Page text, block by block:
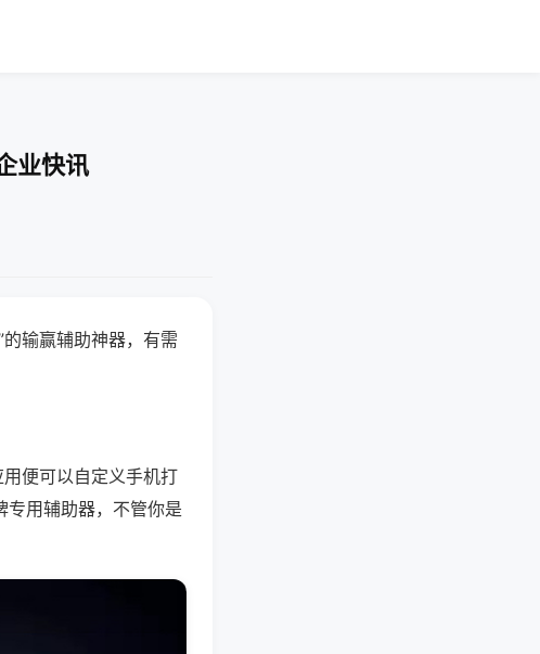
业快讯
输赢辅助神器，有需
便可以自定义手机打
专用辅助器，不管你是